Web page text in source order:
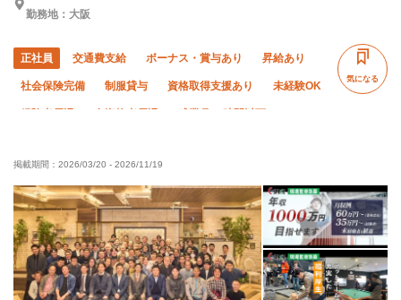
勤務地：大阪
正社員 交通費支給 ボーナス・賞与あり 昇給あり
社会保険完備 制服貸与 資格取得支援あり 未経験OK
気になる
掲載期間： 2026/03/20 - 2026/11/19